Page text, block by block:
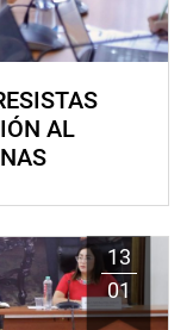
AL
13
01